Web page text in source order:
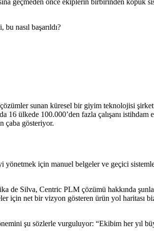
nasıl başarıldı?
sunan küresel bir giyim teknolojisi
16 ülkede 100.000’den fazla çalışanı istihdam
çaba gösteriyor.
için manuel belgeler ve geçici
de Silva, Centric PLM çözümü hakkında
için net bir vizyon gösteren ürün yol haritası
şu sözlerle vurguluyor: “Ekibim her yıl